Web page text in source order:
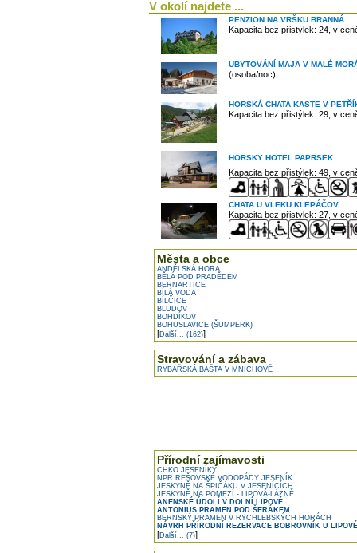
V okolí najdete ...
PENZION NA VRŠKU BRANNÁ
Kapacita bez přistýlek: 24, v
UBYTOVÁNÍ MAJA V MALÉ
(osoba/noc)
HORSKÁ CHATA KASTE V
Kapacita bez přistýlek: 29, v
HORSKY HOTEL PAPRSEK
Kapacita bez přistýlek: 49, v
CHATA U VLEKU KLEPÁČOV
Kapacita bez přistýlek: 27, v
Města a obce
ANDĚLSKÁ HORA
BĚLÁ POD PRADĚDEM
BERNARTICE
BÍLÁ VODA
BÍLČICE
BLUDOV
BOHDÍKOV
BOHUSLAVICE (ŠUMPERK)
[Další... (162)]
Stravování a zábava
RYBÁŘSKÁ BAŠTA V MNICHOVĚ
Přírodní zajímavosti
CHKO JESENÍKY
NPR REŠOVSKÉ VODOPÁDY JESENÍK
JESKYNĚ NA ŠPIČÁKU V JESENÍCÍCH
JESKYNĚ NA POMEZÍ - LIPOVÁ-LÁZNĚ
ANENSKÉ ÚDOLÍ V DOLNÍ LIPOVÉ
ANTONIUS PRAMEN POD ŠERÁKEM
BERNSKÝ PRAMEN V RYCHLEBSKÝCH HORÁCH
NÁVRH PŘÍRODNÍ REZERVACE BOBROVNÍK U
[Další... (7)]